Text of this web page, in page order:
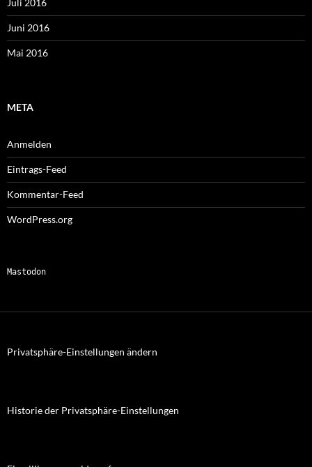
Juni 2016
Mai 2016
META
Anmelden
Eintrags-Feed
Kommentar-Feed
WordPress.org
Mastodon
Privatsphäre-Einstellungen ändern
Historie der Privatsphäre-Einstellungen